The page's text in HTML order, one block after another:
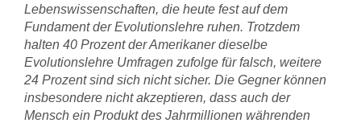
Lebenswissenschaften, die heute fest auf dem
Fundament der Evolutionslehre ruhen. Trotzdem
halten 40 Prozent der Amerikaner dieselbe
Evolutionslehre Umfragen zufolge für falsch, weitere
24 Prozent sind sich nicht sicher. Die Gegner können
insbesondere nicht akzeptieren, dass auch der
Mensch ein Produkt des Jahrmillionen währenden